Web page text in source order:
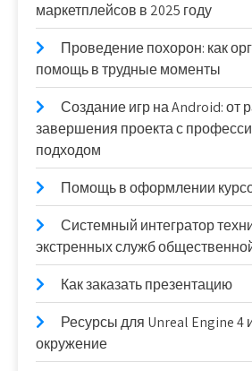
маркетплейсов в 2025 году
Проведение похорон: как
помощь в трудные моменты
Создание игр на Android: от
завершения проекта с
подходом
Помощь в оформлении
Системный интегратор
экстренных служб
Как заказать презентацию
Ресурсы для Unreal Engine 4
окружение